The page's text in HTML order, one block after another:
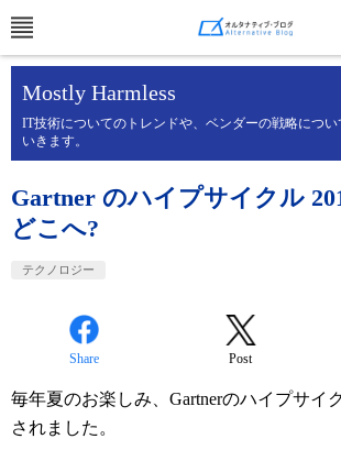
Mostly Harmless
IT技術についてのトレンドや、ベンダーの戦略につ
いきます。
Gartner のハイプサイクル
どこへ?
テクノロジー
Share Post
毎年夏のお楽しみ、Gartnerのハイプサイ
されました。